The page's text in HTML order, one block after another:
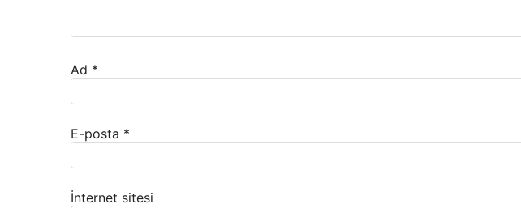
Ad *
E-posta *
İnternet sitesi